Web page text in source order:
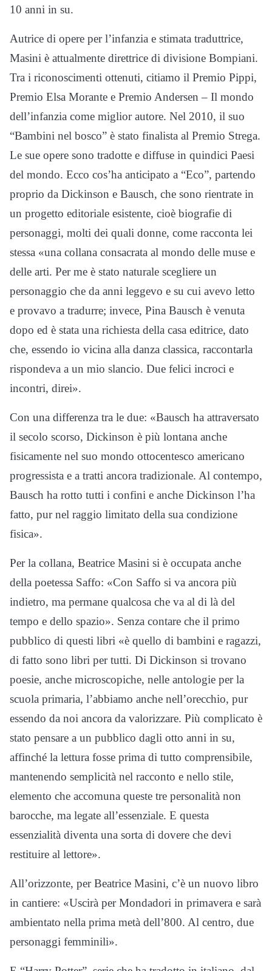
10 anni in su.
Autrice di opere per l’infanzia e stimata traduttrice,
Masini è attualmente direttrice di divisione Bompiani.
Tra i riconoscimenti ottenuti, citiamo il Premio Pippi,
Premio Elsa Morante e Premio Andersen – Il mondo
dell’infanzia come miglior autore. Nel 2010, il suo
“Bambini nel bosco” è stato finalista al Premio Strega.
Le sue opere sono tradotte e diffuse in quindici Paesi
del mondo. Ecco cos’ha anticipato a “Eco”, partendo
proprio da Dickinson e Bausch, che sono rientrate in
un progetto editoriale esistente, cioè biografie di
personaggi, molti dei quali donne, come racconta lei
stessa «una collana consacrata al mondo delle muse e
delle arti. Per me è stato naturale scegliere un
personaggio che da anni leggevo e su cui avevo letto
e provavo a tradurre; invece, Pina Bausch è venuta
dopo ed è stata una richiesta della casa editrice, dato
che, essendo io vicina alla danza classica, raccontarla
rispondeva a un mio slancio. Due felici incroci e
incontri, direi».
Con una differenza tra le due: «Bausch ha attraversato
il secolo scorso, Dickinson è più lontana anche
fisicamente nel suo mondo ottocentesco americano
progressista e a tratti ancora tradizionale. Al contempo,
Bausch ha rotto tutti i confini e anche Dickinson l’ha
fatto, pur nel raggio limitato della sua condizione
fisica».
Per la collana, Beatrice Masini si è occupata anche
della poetessa Saffo: «Con Saffo si va ancora più
indietro, ma permane qualcosa che va al di là del
tempo e dello spazio». Senza contare che il primo
pubblico di questi libri «è quello di bambini e ragazzi,
di fatto sono libri per tutti. Di Dickinson si trovano
poesie, anche microscopiche, nelle antologie per la
scuola primaria, l’abbiamo anche nell’orecchio, pur
essendo da noi ancora da valorizzare. Più complicato è
stato pensare a un pubblico dagli otto anni in su,
affinché la lettura fosse prima di tutto comprensibile,
mantenendo semplicità nel racconto e nello stile,
elemento che accomuna queste tre personalità non
barocche, ma legate all’essenziale. E questa
essenzialità diventa una sorta di dovere che devi
restituire al lettore».
All’orizzonte, per Beatrice Masini, c’è un nuovo libro
in cantiere: «Uscirà per Mondadori in primavera e sarà
ambientato nella prima metà dell’800. Al centro, due
personaggi femminili».